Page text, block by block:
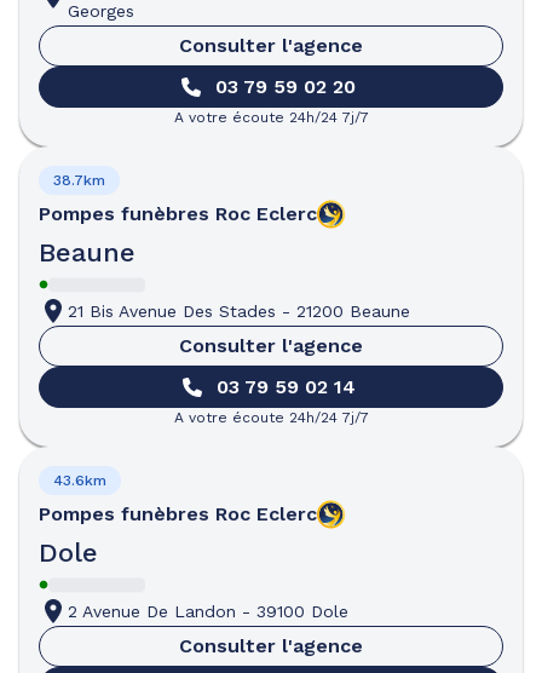
Georges
Consulter l'agence
03 79 59 02 20
A votre écoute 24h/24 7j/7
Pompes funèbres Roc Eclerc
Beaune
38.7km
21 Bis Avenue Des Stades - 21200 Beaune
Consulter l'agence
03 79 59 02 14
A votre écoute 24h/24 7j/7
Pompes funèbres Roc Eclerc
Dole
43.6km
2 Avenue De Landon - 39100 Dole
Consulter l'agence